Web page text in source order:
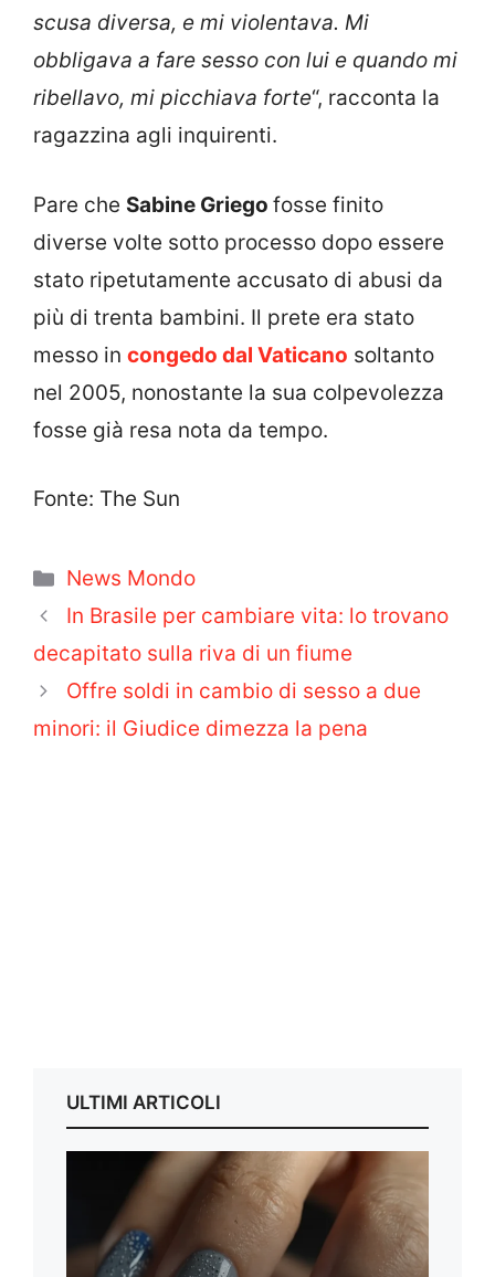
scusa diversa, e mi violentava. Mi
obbligava a fare sesso con lui e quando mi
ribellavo, mi picchiava forte“, racconta la
ragazzina agli inquirenti.
Pare che Sabine Griego fosse finito
diverse volte sotto processo dopo essere
stato ripetutamente accusato di abusi da
più di trenta bambini. Il prete era stato
messo in congedo dal Vaticano soltanto
nel 2005, nonostante la sua colpevolezza
fosse già resa nota da tempo.
Fonte: The Sun
Categorie
News Mondo
In Brasile per cambiare vita: lo trovano
decapitato sulla riva di un fiume
Offre soldi in cambio di sesso a due
minori: il Giudice dimezza la pena
ULTIMI ARTICOLI